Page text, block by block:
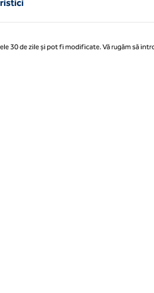
30 de zile și pot fi modificate. Vă rugăm să